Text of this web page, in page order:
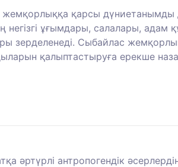
жемқорлыққа қарсы
негізгі ұғымдары, салалары, адам
зерделенеді. Сыбайлас
қалыптастыруға ерекше
әртүрлі антропогендік